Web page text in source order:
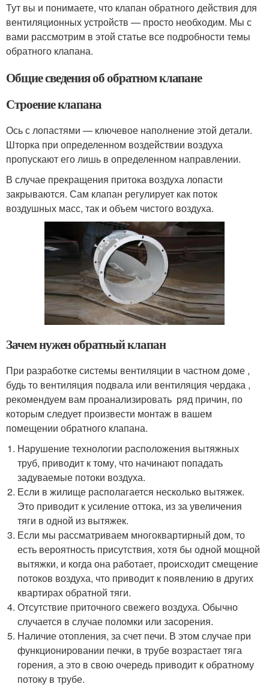
Тут вы и понимаете, что клапан обратного действия для
вентиляционных устройств — просто необходим. Мы с
вами рассмотрим в этой статье все подробности темы
обратного клапана.
Общие сведения об обратном клапане
Строение клапана
Ось с лопастями — ключевое наполнение этой детали.
Шторка при определенном воздействии воздуха
пропускают его лишь в определенном направлении.
В случае прекращения притока воздуха лопасти
закрываются. Сам клапан регулирует как поток
воздушных масс, так и объем чистого воздуха.
Зачем нужен обратный клапан
При разработке системы вентиляции в частном доме ,
будь то вентиляция подвала или вентиляция чердака ,
рекомендуем вам проанализировать ряд причин, по
которым следует произвести монтаж в вашем
помещении обратного клапана.
Нарушение технологии расположения вытяжных
труб, приводит к тому, что начинают попадать
задуваемые потоки воздуха.
Если в жилище располагается несколько вытяжек.
Это приводит к усиление оттока, из за увеличения
тяги в одной из вытяжек.
Если мы рассматриваем многоквартирный дом, то
есть вероятность присутствия, хотя бы одной мощной
вытяжки, и когда она работает, происходит смещение
потоков воздуха, что приводит к появлению в других
квартирах обратной тяги.
Отсутствие приточного свежего воздуха. Обычно
случается в случае поломки или засорения.
Наличие отопления, за счет печи. В этом случае при
функционировании печки, в трубе возрастает тяга
горения, а это в свою очередь приводит к обратному
потоку в трубе.